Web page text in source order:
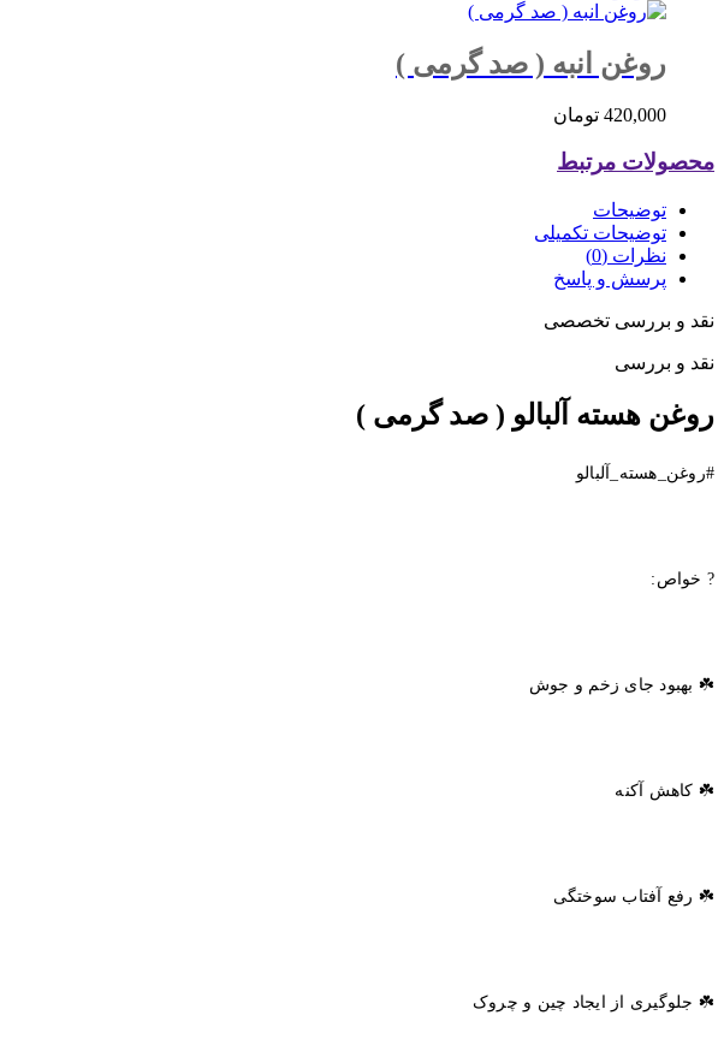
روغن انبه ( صد گرمی )
420,000 تومان
محصولات مرتبط
توضیحات
توضیحات تکمیلی
نظرات (0)
پرسش و پاسخ
نقد و بررسی تخصصی
نقد و بررسی
روغن هسته آلبالو ( صد گرمی )
#روغن_هسته_آلبالو
? خواص:
☘️ بهبود جای زخم و جوش
☘️ کاهش آکنه
☘️ رفع آفتاب سوختگی
☘️ جلوگیری از ایجاد چین و چروک